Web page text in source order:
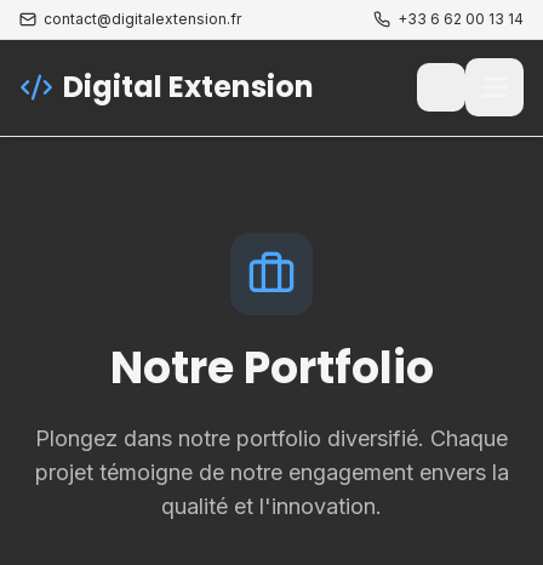
contact@digitalextension.fr +33 6 62 00 13 14
Digital Extension Passer au
Notre Portfolio
Plongez dans notre portfolio diversifié. Chaque
projet témoigne de notre engagement envers la
qualité et l'innovation.